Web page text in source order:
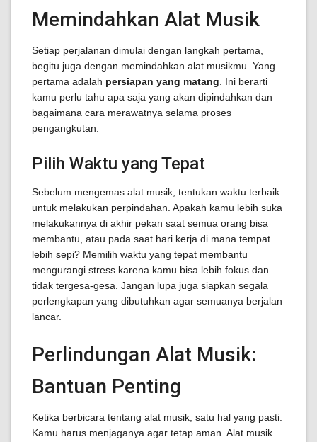
Memindahkan Alat Musik
Setiap perjalanan dimulai dengan langkah pertama,
begitu juga dengan memindahkan alat musikmu. Yang
pertama adalah persiapan yang matang . Ini berarti
kamu perlu tahu apa saja yang akan dipindahkan dan
bagaimana cara merawatnya selama proses
pengangkutan.
Pilih Waktu yang Tepat
Sebelum mengemas alat musik, tentukan waktu terbaik
untuk melakukan perpindahan. Apakah kamu lebih suka
melakukannya di akhir pekan saat semua orang bisa
membantu, atau pada saat hari kerja di mana tempat
lebih sepi? Memilih waktu yang tepat membantu
mengurangi stress karena kamu bisa lebih fokus dan
tidak tergesa-gesa. Jangan lupa juga siapkan segala
perlengkapan yang dibutuhkan agar semuanya berjalan
lancar.
Perlindungan Alat Musik:
Bantuan Penting
Ketika berbicara tentang alat musik, satu hal yang pasti:
Kamu harus menjaganya agar tetap aman. Alat musik